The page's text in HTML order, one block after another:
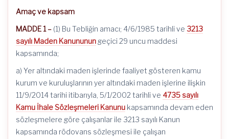
Amaç ve kapsam
MADDE 1 – (1) Bu Tebliğin amacı; 4/6/1985 tarihli ve 3213
sayılı Maden Kanununun geçici 29 uncu maddesi
kapsamında;
a) Yer altındaki maden işlerinde faaliyet gösteren kamu
kurum ve kuruluşlarının yer altındaki maden işlerine ilişkin
11/9/2014 tarihi itibarıyla, 5/1/2002 tarihli ve 4735 sayılı
Kamu İhale Sözleşmeleri Kanunu kapsamında devam eden
sözleşmelere göre çalışanlar ile 3213 sayılı Kanun
kapsamında rödovans sözleşmesi ile çalışan